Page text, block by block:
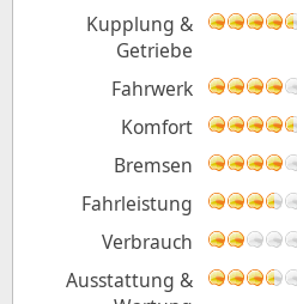
Kupplung &
Getriebe
Fahrwerk
Komfort
Bremsen
Fahrleistung
Verbrauch
Ausstattung &